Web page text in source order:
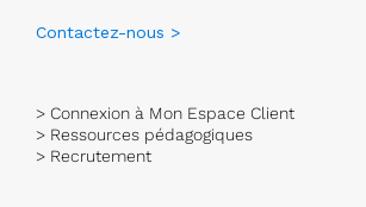
Contactez-nous >
> Connexion à Mon Espace Client
> Ressources pédagogiques
> Recrutement